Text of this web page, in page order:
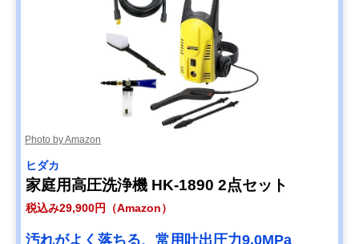
ル高圧洗浄機 KHB
6 バッテリーセッ
ト 1.328-113.0
Photo by Amazon
ヒダカ
家庭用高圧洗浄機 HK-1890 2点セット
税込み29,900円（Amazon）
汚れがよく落ちる、常用吐出圧力9.0MPa